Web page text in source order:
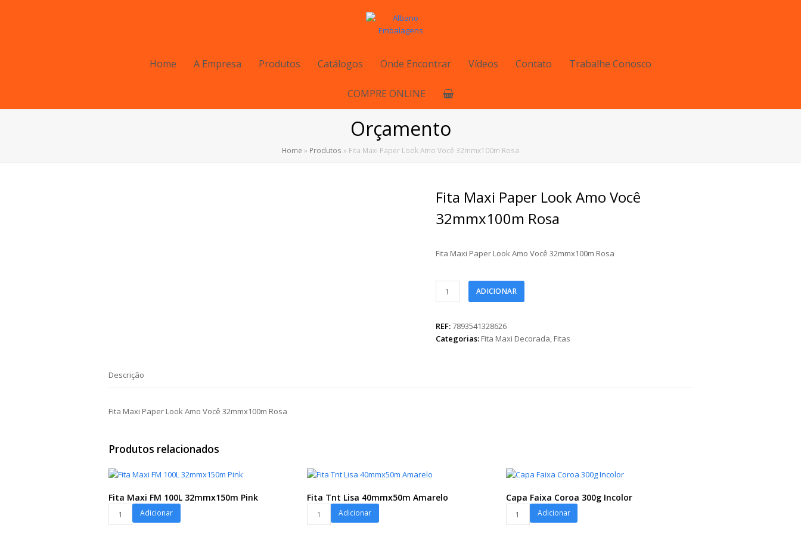
Home A Empresa Produtos Catálogos Onde Encontrar Vídeos Contato Trabalhe Conosco
COMPRE ONLINE
Orçamento
Home » Produtos » Fita Maxi Paper Look Amo Você 32mmx100m Rosa
Fita Maxi Paper Look Amo Você
32mmx100m Rosa
Fita Maxi Paper Look Amo Você 32mmx100m Rosa
Look
Amo
ADICIONAR
REF:7893541328626
Categorias: Fita Maxi Decorada, Fitas
Descrição
Fita Maxi Paper Look Amo Você 32mmx100m Rosa
Produtos relacionados
Fita Maxi FM 100L 32mmx150m Pink
Adicionar
Fita Tnt Lisa 40mmx50m Amarelo
Adicionar
Capa Faixa Coroa 300g Incolor
Adicionar